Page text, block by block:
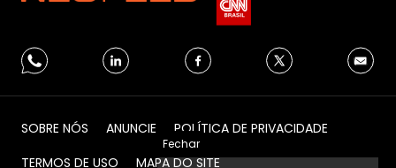
Fechar
SOBRE NÓS ANUNCIE
POLÍTICA DE PRIVACIDADE
TERMOS DE USO
MAPA DO SITE